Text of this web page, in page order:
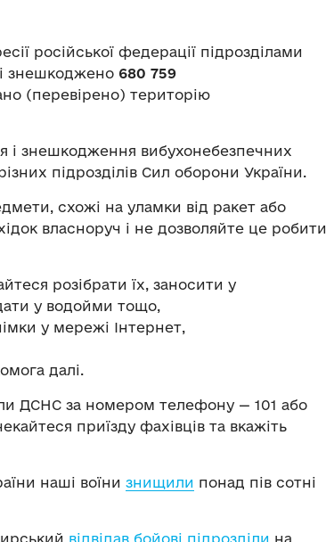
російської федерації підрозділами
знешкоджено 680 759
(перевірено) територію
і знешкодження вибухонебезпечних
підрозділів Сил оборони України.
схожі на уламки від ракет або
власноруч і не дозволяйте це робити
розібрати їх, заносити у
у водойми тощо,
у мережі Інтернет,
далі.
ДСНС за номером телефону — 101 або
приїзду фахівців та вкажіть
наші воїни знищили понад пів сотні
відвідав бойові підрозділи на